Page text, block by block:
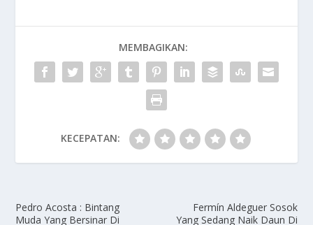
MEMBAGIKAN:
KECEPATAN:
Pedro Acosta : Bintang
Muda Yang Bersinar Di
Fermín Aldeguer Sosok
Yang Sedang Naik Daun Di